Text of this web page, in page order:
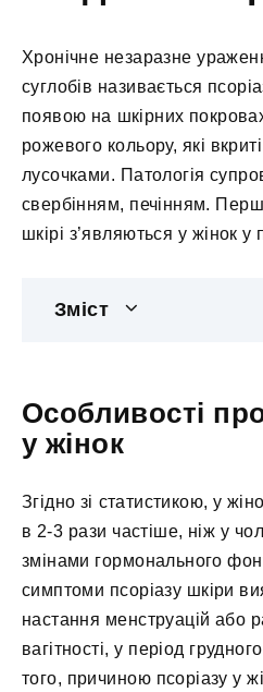
Хронічне незаразне
суглобів називається
появою на шкірних
рожевого кольору, які
лусочками. Патологія
свербінням, печінням.
шкірі з’являються у жінок у
Зміст
Особливості
у жінок
Згідно зі статистикою, у
в 2-3 рази частіше, ніж у
змінами гормонального
симптоми псоріазу шкіри
настання менструацій або
вагітності, у період
того, причиною псоріазу у